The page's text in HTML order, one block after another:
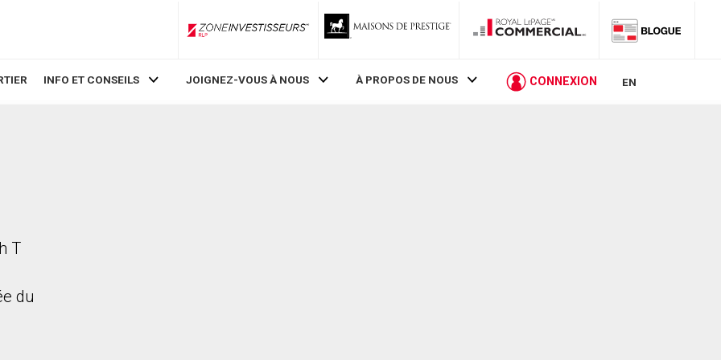
ZoneInvestisseurs RLP
INFO ET CONSEILS JOIGNEZ-VOUS À NOUS À PROPOS DE NOUS CONNEXION EN
T
du